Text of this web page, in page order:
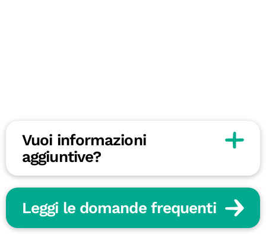
Vuoi informazioni
aggiuntive?
Leggi le domande frequenti